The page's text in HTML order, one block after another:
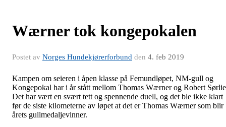
Wærner tok kongepokalen
Postet av Norges Hundekjørerforbund den 4. feb 2019
Kampen om seieren i åpen klasse på Femundløpet, NM-gull og
Kongepokal har i år stått mellom Thomas Wærner og Robert
Det har vært en svært tett og spennende duell, og det ble ikke klart
før de siste kilometerne av løpet at det er Thomas Wærner som blir
årets gullmedaljevinner.